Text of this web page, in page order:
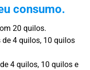
consumo.
20 quilos.
de 4 quilos, 10 quilos
4 quilos, 10 quilos e